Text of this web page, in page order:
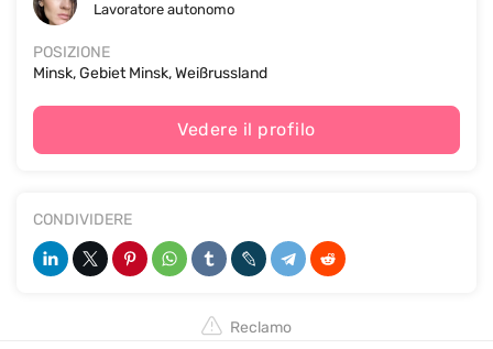
Lavoratore autonomo
POSIZIONE
Minsk, Gebiet Minsk, Weißrussland
Vedere il profilo
CONDIVIDERE
Reclamo